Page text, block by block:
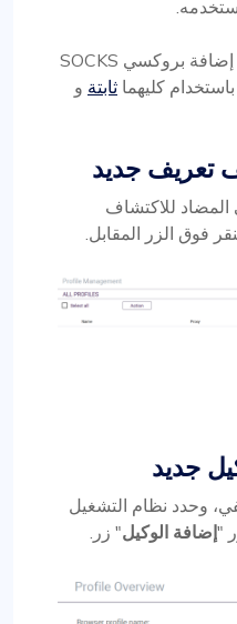
سنوضح في هذا الدليل كيفية إضافة بروكسي SOCKS
كليهما ثابتة و
للاكتشاف
فوق الزر المقابل.
وحدد نظام التشغيل
"إضافة الوكيل" زر.